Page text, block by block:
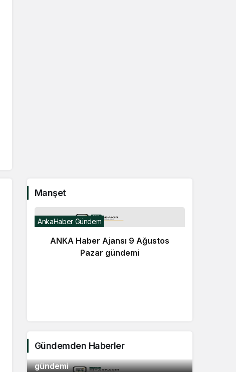
Manşet
AnkaHaber Gündem
ANKA Haber Ajansı 9 Ağustos
Pazar gündemi
Gündemden Haberler
gündemi
2